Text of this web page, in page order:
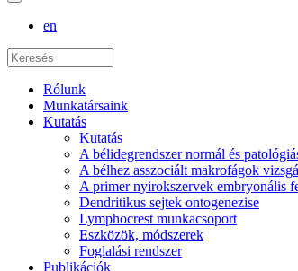
en
Rólunk
Munkatársaink
Kutatás
Kutatás
A bélidegrendszer normál és
A bélhez asszociált makrofágok
A primer nyirokszervek embryonális
Dendritikus sejtek ontogenezise
Lymphocrest munkacsoport
Eszközök, módszerek
Foglalási rendszer
Publikációk